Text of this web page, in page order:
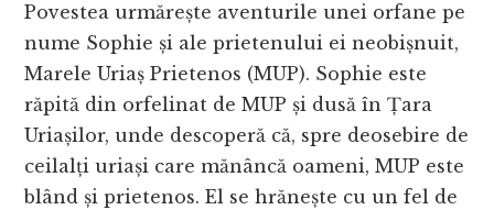
Povestea urmărește aventurile unei orfane pe
nume Sophie și ale prietenului ei neobișnuit,
Marele Uriaș Prietenos (MUP). Sophie este
răpită din orfelinat de MUP și dusă în Țara
Uriașilor, unde descoperă că, spre deosebire de
ceilalți uriași care mănâncă oameni, MUP este
blând și prietenos. El se hrănește cu un fel de